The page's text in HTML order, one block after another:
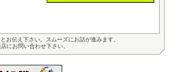
お伝え下さい。スムーズにお話が進みます。
にお問い合わせ下さい。